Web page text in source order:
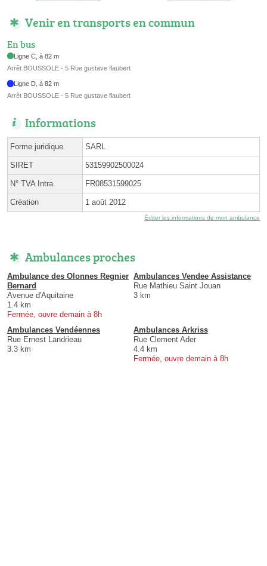
Venir en transports en commun
En bus
Ligne C, à 82 m
Arrêt BOUSSOLE - 5 Rue gustave flaubert
Ligne D, à 82 m
Arrêt BOUSSOLE - 5 Rue gustave flaubert
Informations
Forme juridique SARL
SIRET 53159902500024
N° TVA Intra. FR08531599025
Création 1 août 2012
Éditer les informations de mon ambulance
Ambulances proches
Ambulance des Olonnes Regnier
Bernard
Avenue d'Aquitaine
1.4 km
Fermée, ouvre demain à 8h
Ambulances Vendee Assistance
Rue Mathieu Saint Jouan
3 km
Ambulances Vendéennes
Rue Ernest Landrieau
3.3 km
Ambulances Arkriss
Rue Clement Ader
4.4 km
Fermée, ouvre demain à 8h